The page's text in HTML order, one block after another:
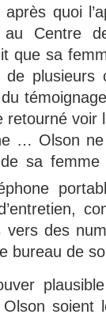
quoi
Centre
que sa
plusieurs
voir
… Olson
sa femme
des
bureau de
soient